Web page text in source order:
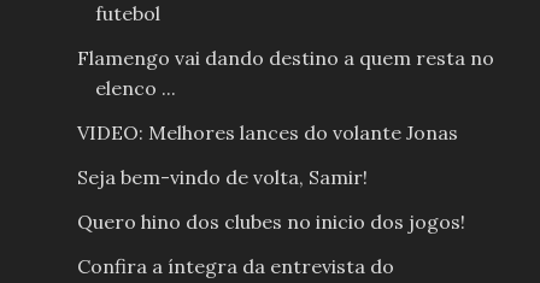
futebol
Flamengo vai dando destino a quem resta no
elenco ...
VIDEO: Melhores lances do volante Jonas
Seja bem-vindo de volta, Samir!
Quero hino dos clubes no inicio dos jogos!
Confira a íntegra da entrevista do